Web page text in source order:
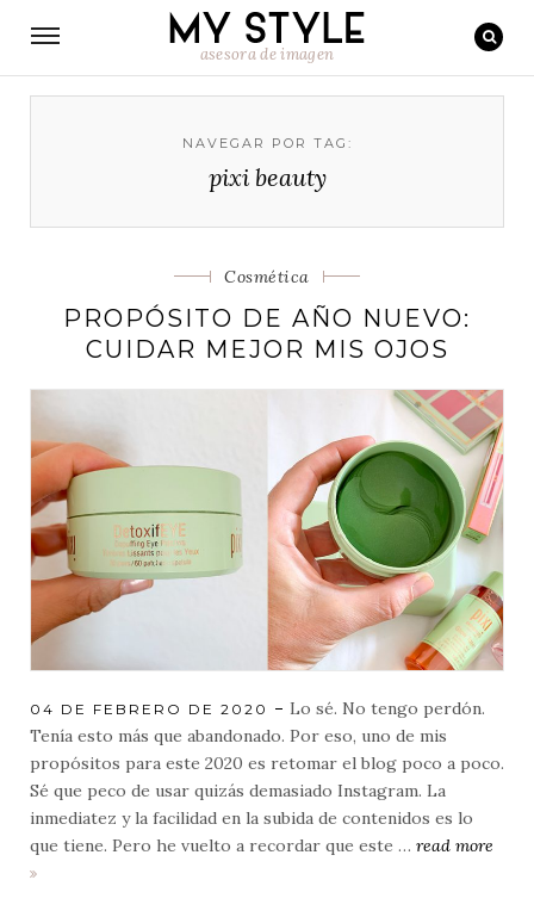
asesora de imagen
NAVEGAR POR TAG:
pixi beauty
Categorias
Cosmética
PROPÓSITO DE AÑO NUEVO:
CUIDAR MEJOR MIS OJOS
POSTED
ON
04 DE FEBRERO DE 2020
Lo sé. No tengo perdón.
Tenía esto más que abandonado. Por eso, uno de mis
propósitos para este 2020 es retomar el blog poco a poco.
Sé que peco de usar quizás demasiado Instagram. La
inmediatez y la facilidad en la subida de contenidos es lo
que tiene. Pero he vuelto a recordar que este … read more